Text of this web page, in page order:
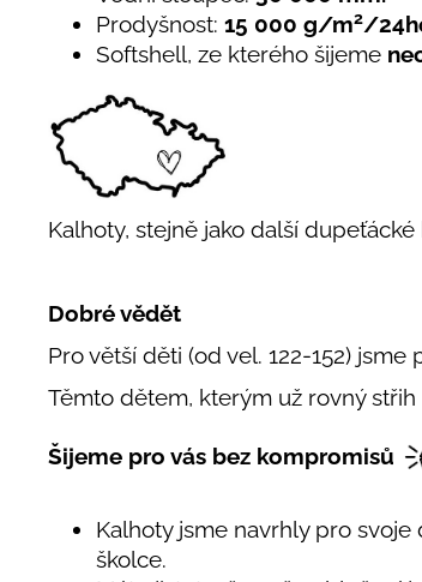
Prodyšnost: 15 000 g/m2/
Softshell, ze kterého šijeme
Kalhoty, stejně jako další dupeťácké
Dobré vědět
Pro větší děti (od vel. 122-152)
Těmto dětem, kterým už rovný
Šijeme pro vás bez kompromisů
Kalhoty jsme navrhly pro svoje
školce.